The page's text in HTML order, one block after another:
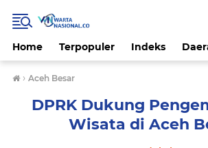
Home Terpopuler Indeks
› Aceh Besar
DPRK Dukung
Wisata di Aceh